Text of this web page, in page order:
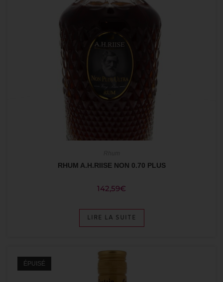
RHUM A.H.RIISE NON 0.70 PLUS
142,59€
LIRE LA SUITE
ÉPUISÉ